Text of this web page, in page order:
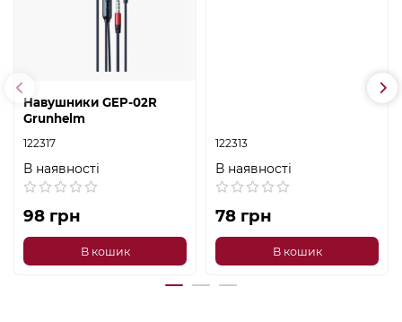
Навушники GEP-02R
Grunhelm
122317
В наявності
98 грн
В кошик
122313
В наявності
78 грн
В кошик